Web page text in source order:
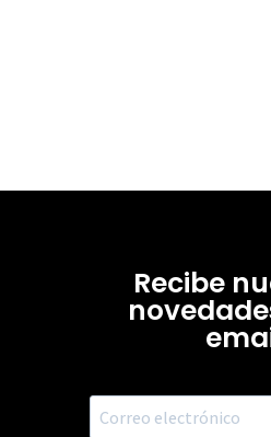
Recibe